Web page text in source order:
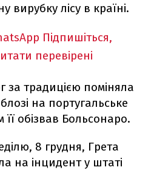
лісу в країні.
Підпишіться,
перевірені
за традицією поміняла
на португальське
обізвав Больсонаро.
8 грудня, Грета
на інцидент у штаті